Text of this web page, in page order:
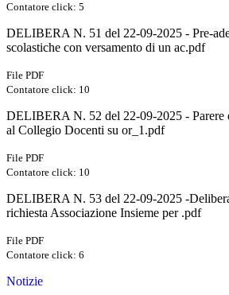
Contatore click: 5
DELIBERA N. 51 del 22-09-2025 - Pre-
scolastiche con versamento di un ac.pdf
File PDF
Contatore click: 10
DELIBERA N. 52 del 22-09-2025 - Parere
al Collegio Docenti su or_1.pdf
File PDF
Contatore click: 10
DELIBERA N. 53 del 22-09-2025 -
richiesta Associazione Insieme per .pdf
File PDF
Contatore click: 6
Notizie